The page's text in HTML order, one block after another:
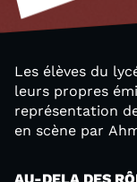
Les élèves du
leurs propres
représentation
en scène par